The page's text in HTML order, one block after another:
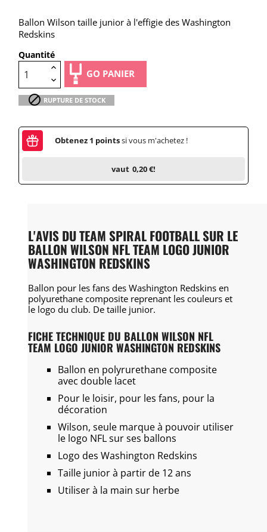
Ballon Wilson taille junior à l'effigie des Washington
Redskins
Quantité
GO PANIER
 RUPTURE DE STOCK
Obtenez 1 pointssi vous m'achetez !
vaut 0,20 €!
L'AVIS DU TEAM SPIRAL FOOTBALL SUR LE
BALLON WILSON NFL TEAM LOGO JUNIOR
WASHINGTON REDSKINS
Ballon pour les fans des Washington Redskins en
polyurethane composite reprenant les couleurs et
le logo du club. De taille junior.
FICHE TECHNIQUE DU BALLON WILSON NFL
TEAM LOGO JUNIOR WASHINGTON REDSKINS
Ballon en polyrurethane composite
avec double lacet
Pour le loisir, pour les fans, pour la
décoration
Wilson, seule marque à pouvoir utiliser
le logo NFL sur ses ballons
Logo des Washington Redskins
Taille junior à partir de 12 ans
Utiliser à la main sur herbe